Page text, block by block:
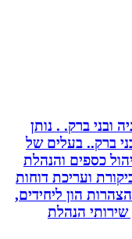
ברק. . נותן
בעלים של
והנהלת
ועריכת דוחות
הון ליחידים,
הנהלת